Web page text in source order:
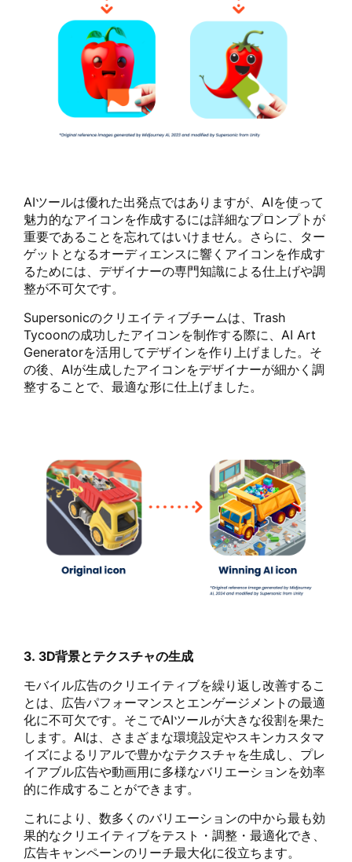
AIツールは優れた出発点ではありますが、AIを使って
魅力的なアイコンを作成するには詳細なプロンプトが
重要であることを忘れてはいけません。さらに、ター
ゲットとなるオーディエンスに響くアイコンを作成す
るためには、デザイナーの専門知識による仕上げや調
整が不可欠です。
Supersonicのクリエイティブチームは、Trash
Tycoonの成功したアイコンを制作する際に、AI Art
Generatorを活用してデザインを作り上げました。そ
の後、AIが生成したアイコンをデザイナーが細かく調
整することで、最適な形に仕上げました。
3. 3D背景とテクスチャの生成
モバイル広告のクリエイティブを繰り返し改善するこ
とは、広告パフォーマンスとエンゲージメントの最適
化に不可欠です。そこでAIツールが大きな役割を果た
します。AIは、さまざまな環境設定やスキンカスタマ
イズによるリアルで豊かなテクスチャを生成し、プレ
イアブル広告や動画用に多様なバリエーションを効率
的に作成することができます。
これにより、数多くのバリエーションの中から最も効
果的なクリエイティブをテスト・調整・最適化でき、
広告キャンペーンのリーチ最大化に役立ちます。